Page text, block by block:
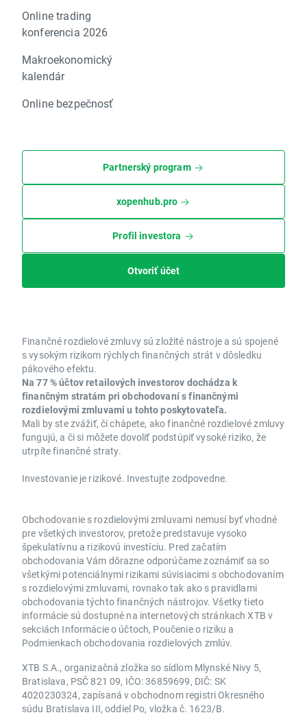
Online trading
konferencia 2026
Makroekonomický
kalendár
Online bezpečnosť
Partnerský program
xopenhub.pro
Profil investora
Otvoriť účet
Finančné rozdielové zmluvy sú zložité nástroje a sú spojené
s vysokým rizikom rýchlych finančných strát v dôsledku
pákového efektu.
Na 77 % účtov retailových investorov dochádza k
finančným stratám pri obchodovaní s finančnými
rozdielovými zmluvami u tohto poskytovateľa.
Mali by ste zvážiť, či chápete, ako finančné rozdielové zmluvy
fungujú, a či si môžete dovoliť podstúpiť vysoké riziko, že
utrpíte finančné straty.
Investovanie je rizikové. Investujte zodpovedne.
Obchodovanie s rozdielovými zmluvami nemusí byť vhodné
pre všetkých investorov, pretože predstavuje vysoko
špekulatívnu a rizikovú investíciu. Pred začatím
obchodovania Vám dôrazne odporúčame zoznámiť sa so
všetkými potenciálnymi rizikami súvisiacimi s obchodovaním
s rozdielovými zmluvami, rovnako tak ako s pravidlami
obchodovania týchto finančných nástrojov. Všetky tieto
informácie sú dostupné na internetových stránkach XTB v
sekciách Informácie o účtoch, Poučenie o riziku a
Podmienkach obchodovania rozdielových zmlúv.
XTB S.A., organizačná zložka so sídlom Mlynské Nivy 5,
Bratislava, PSČ 821 09, IČO: 36859699, DIČ: SK
4020230324, zapísaná v obchodnom registri Okresného
súdu Bratislava III, oddiel Po, vložka č. 1623/B.